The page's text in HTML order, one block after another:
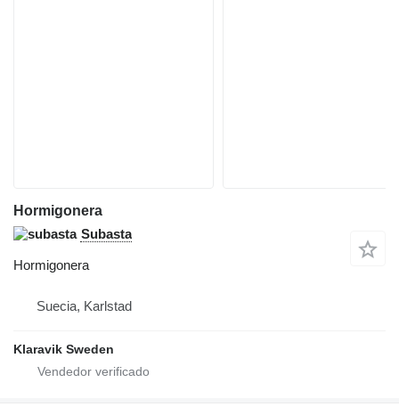
Hormigonera
Subasta
Hormigonera
Suecia, Karlstad
Klaravik Sweden